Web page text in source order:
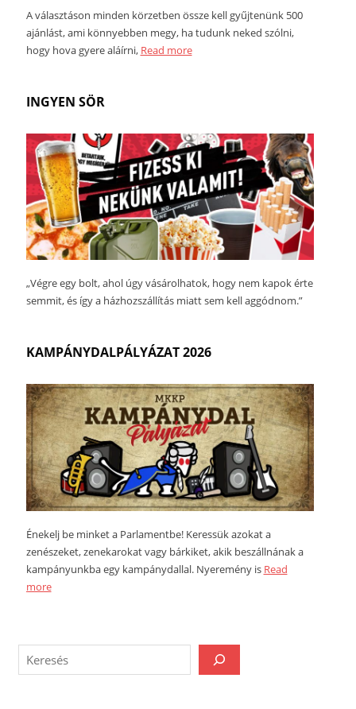
A választáson minden körzetben össze kell gyűjtenünk 500
ajánlást, ami könnyebben megy, ha tudunk neked szólni,
hogy hova gyere aláírni, Read more
INGYEN SÖR
„Végre egy bolt, ahol úgy vásárolhatok, hogy nem kapok érte
semmit, és így a házhozszállítás miatt sem kell aggódnom.”
KAMPÁNYDALPÁLYÁZAT 2026
Énekelj be minket a Parlamentbe! Keressük azokat a
zenészeket, zenekarokat vagy bárkiket, akik beszállnának a
kampányunkba egy kampánydallal. Nyeremény is Read
more